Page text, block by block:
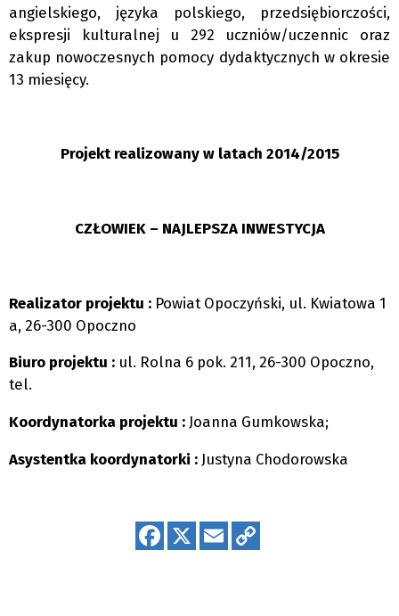
angielskiego, języka polskiego, przedsiębiorczości,
ekspresji kulturalnej u 292 uczniów/uczennic oraz
zakup nowoczesnych pomocy dydaktycznych w okresie
13 miesięcy.
Projekt realizowany w latach 2014/2015
CZŁOWIEK – NAJLEPSZA INWESTYCJA
Realizator projektu : Powiat Opoczyński, ul. Kwiatowa 1
a, 26-300 Opoczno
Biuro projektu : ul. Rolna 6 pok. 211, 26-300 Opoczno,
tel.
Koordynatorka projektu : Joanna Gumkowska;
Asystentka koordynatorki : Justyna Chodorowska